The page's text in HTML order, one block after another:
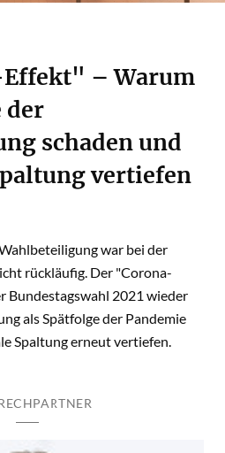
– Warum
der
schaden und
vertiefen
war bei der
rückläufig. Der "Corona-
Bundestagswahl 2021 wieder
als Spätfolge der Pandemie
Spaltung erneut vertiefen.